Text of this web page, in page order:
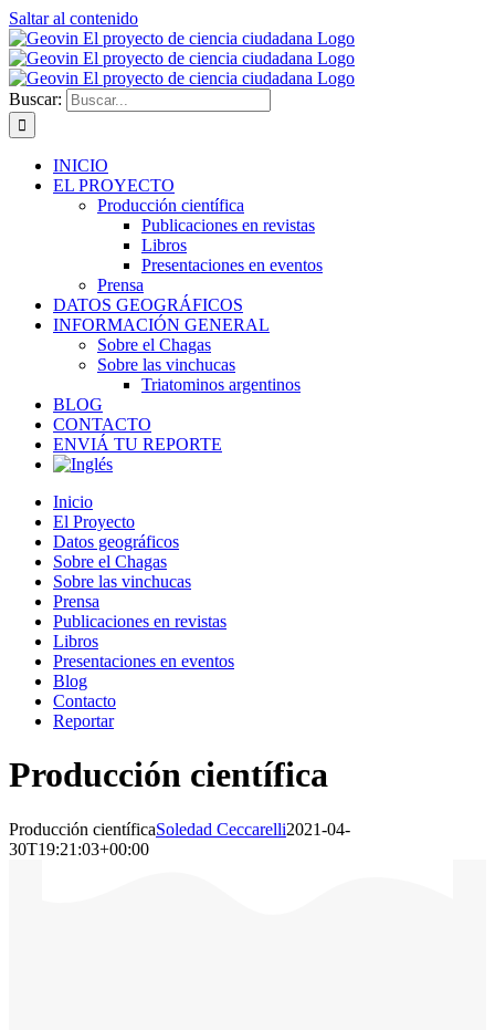
Saltar al contenido
Buscar:
INICIO
EL PROYECTO
Producción científica
Publicaciones en revistas
Libros
Presentaciones en eventos
Prensa
DATOS GEOGRÁFICOS
INFORMACIÓN GENERAL
Sobre el Chagas
Sobre las vinchucas
Triatominos argentinos
BLOG
CONTACTO
ENVIÁ TU REPORTE
Inicio
El Proyecto
Datos geográficos
Sobre el Chagas
Sobre las vinchucas
Prensa
Publicaciones en revistas
Libros
Presentaciones en eventos
Blog
Contacto
Reportar
Producción científica
Producción científicaSoledad Ceccarelli2021-04-
30T19:21:03+00:00